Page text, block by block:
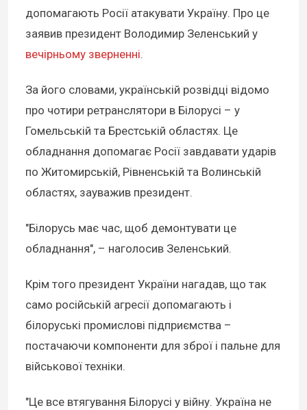
допомагають Росії атакувати Україну. Про це
заявив президент Володимир Зеленський у
вечірньому зверненні.
За його словами, українській розвідці відомо
про чотири ретранслятори в Білорусі – у
Гомельській та Брестській областях. Це
обладнання допомагає Росії завдавати ударів
по Житомирській, Рівненській та Волинській
областях, зауважив президент.
"Білорусь має час, щоб демонтувати це
обладнання", – наголосив Зеленський.
Крім того президент України нагадав, що так
само російській агресії допомагають і
білоруські промислові підприємства –
постачаючи компоненти для зброї і пальне для
військової техніки.
"Це все втягування Білорусі у війну. Україна не